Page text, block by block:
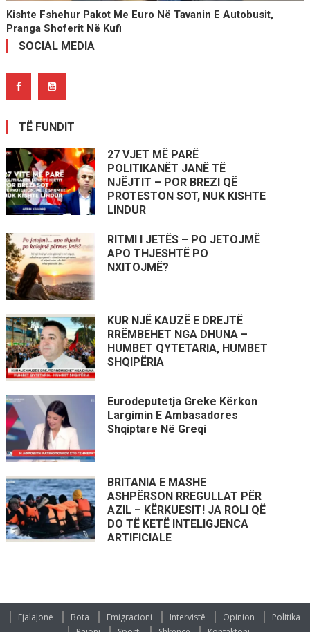
Kishte Fshehur Pakot Me Euro Në Tavanin E Autobusit,
Pranga Shoferit Në Kufi
SOCIAL MEDIA
TË FUNDIT
27 VJET MË PARË
POLITIKANËT JANË TË
NJËJTIT – POR BREZI QË
PROTESTON SOT, NUK KISHTE
LINDUR
RITMI I JETËS – PO JETOJMË
APO THJESHTË PO
NXITOJMË?
KUR NJË KAUZË E DREJTË
RRËMBEHET NGA DHUNA –
HUMBET QYTETARIA, HUMBET
SHQIPËRIA
Eurodeputetja Greke Kërkon
Largimin E Ambasadores
Shqiptare Në Greqi
BRITANIA E MASHE
ASHPËRSON RREGULLAT PËR
AZIL – KËRKUESIT! JA ROLI QË
DO TË KETË INTELIGJENCA
ARTIFICIALE
FjalaJone Bota Emigracioni Intervistë Opinion
Politika